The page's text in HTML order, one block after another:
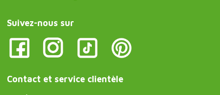
Suivez-nous sur
Contact et service clientèle